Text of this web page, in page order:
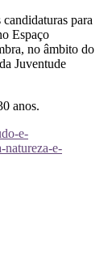
para
Espaço
no âmbito do
Juventude
anos.
e-
natureza-e-